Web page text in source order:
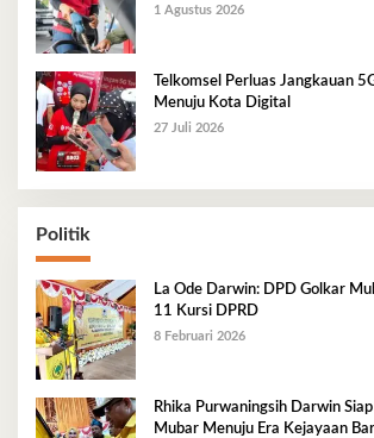
1 Agustus 2026
Telkomsel Perluas Jangkauan
Menuju Kota Digital
27 Juli 2026
Politik
La Ode Darwin: DPD Golkar
11 Kursi DPRD
8 Februari 2026
Rhika Purwaningsih Darwin
Mubar Menuju Era Kejayaan